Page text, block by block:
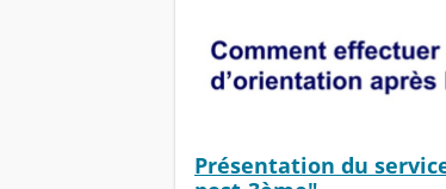
Présentation du